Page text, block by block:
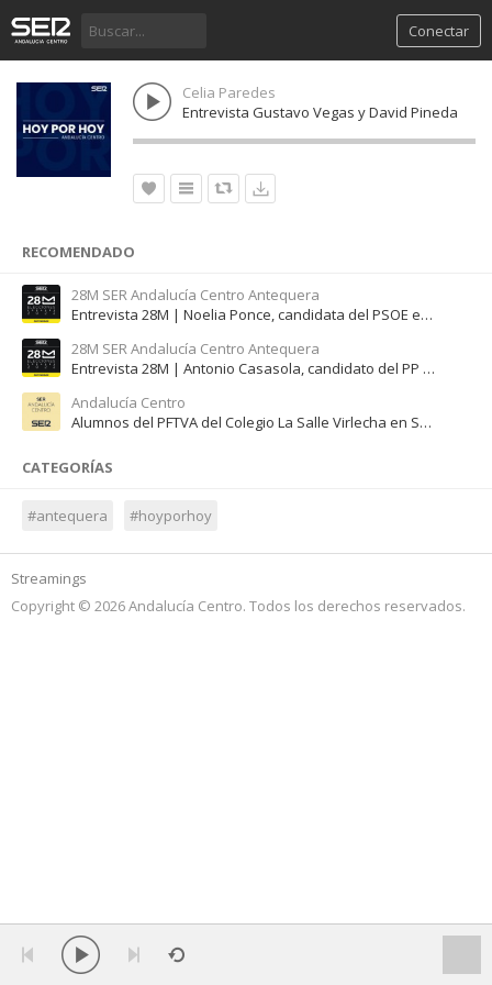
Conectar
Celia Paredes
Entrevista Gustavo Vegas y David Pineda
RECOMENDADO
28M SER Andalucía Centro Antequera
Entrevista 28M | Noelia Ponce, candidata del PSOE en Cuevas del Becerro
28M SER Andalucía Centro Antequera
Entrevista 28M | Antonio Casasola, candidato del PP en Campillos
Andalucía Centro
Alumnos del PFTVA del Colegio La Salle Virlecha en SER Andalucía Centro (21 febrero 2022)
CATEGORÍAS
#antequera #hoyporhoy
Streamings
Copyright © 2026 Andalucía Centro. Todos los derechos reservados.